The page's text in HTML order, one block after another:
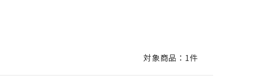
対象商品： 1件